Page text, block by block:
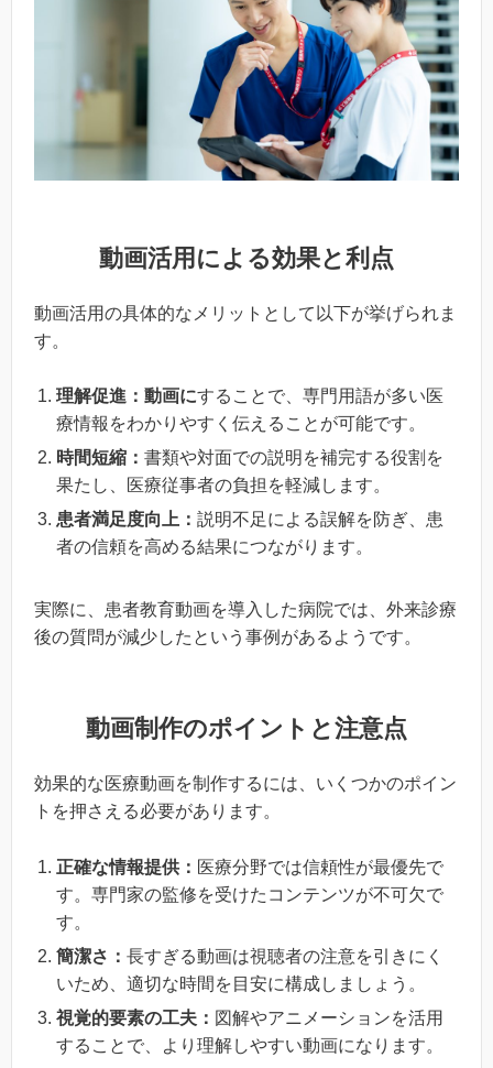
動画活用による効果と利点
動画活用の具体的なメリットとして以下が挙げられま
す。
理解促進：動画にすることで、専門用語が多い医
療情報をわかりやすく伝えることが可能です。
時間短縮： 書類や対面での説明を補完する役割を
果たし、医療従事者の負担を軽減します。
患者満足度向上： 説明不足による誤解を防ぎ、患
者の信頼を高める結果につながります。
実際に、患者教育動画を導入した病院では、外来診療
後の質問が減少したという事例があるようです。
動画制作のポイントと注意点
効果的な医療動画を制作するには、いくつかのポイン
トを押さえる必要があります。
正確な情報提供： 医療分野では信頼性が最優先で
す。専門家の監修を受けたコンテンツが不可欠で
す。
簡潔さ： 長すぎる動画は視聴者の注意を引きにく
いため、適切な時間を目安に構成しましょう。
視覚的要素の工夫： 図解やアニメーションを活用
することで、より理解しやすい動画になります。